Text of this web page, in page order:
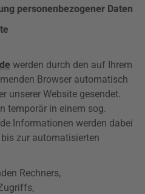
personenbezogener Daten
werden durch den auf Ihrem
Browser automatisch
unserer Website gesendet.
temporär in einem sog.
Informationen werden dabei
zur automatisierten
Rechners,